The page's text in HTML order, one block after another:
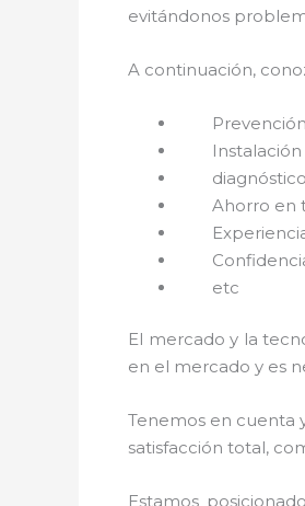
evitándonos
A continuación,
Ahorro en
etc
El mercado y la
en el mercado y es
Tenemos en cuenta
satisfacción total,
Estamos